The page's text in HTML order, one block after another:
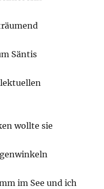
Säntis
wollte sie
im See und ich